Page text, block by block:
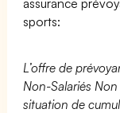
sports:
L’offre de
Non-Salariés
situation de